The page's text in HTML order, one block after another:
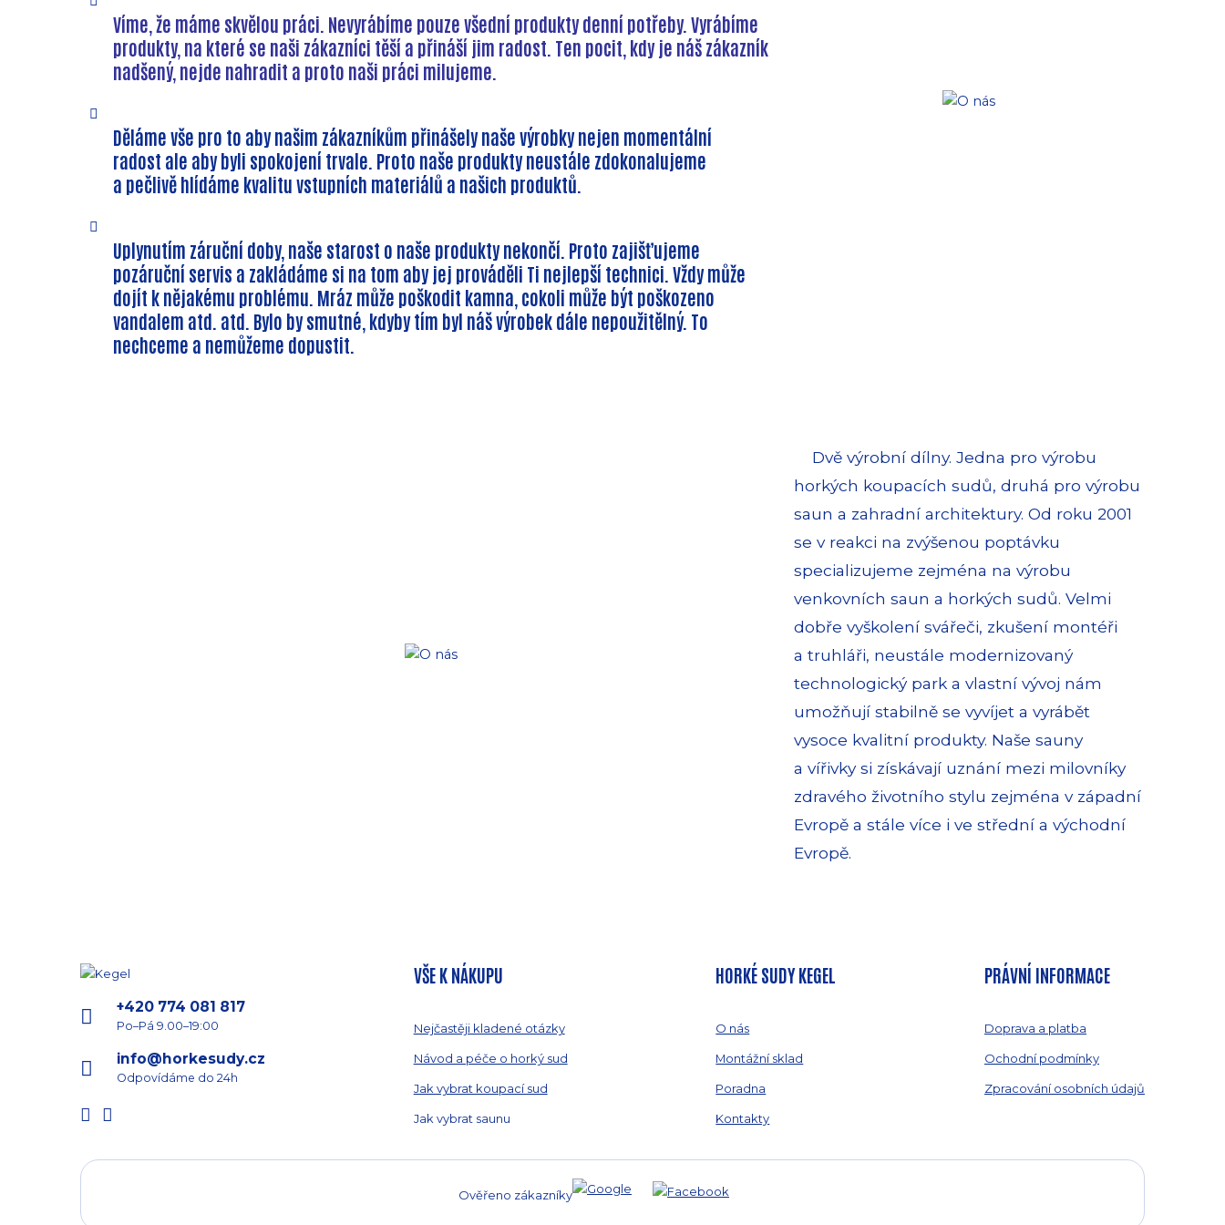
Víme, že máme skvělou práci. Nevyrábíme pouze všední produkty denní potřeby. Vyrábíme
produkty, na které se naši zákazníci těší a přináší jim radost. Ten pocit, kdy je náš zákazník
nadšený, nejde nahradit a proto naši práci milujeme.
Děláme vše pro to aby našim zákazníkům přinášely naše výrobky nejen momentální
radost ale aby byli spokojení trvale. Proto naše produkty neustále zdokonalujeme
a pečlivě hlídáme kvalitu vstupních materiálů a našich produktů.
Uplynutím záruční doby, naše starost o naše produkty nekončí. Proto zajišťujeme
pozáruční servis a zakládáme si na tom aby jej prováděli Ti nejlepší technici. Vždy může
dojít k nějakému problému. Mráz může poškodit kamna, cokoli může být poškozeno
vandalem atd. atd. Bylo by smutné, kdyby tím byl náš výrobek dále nepoužitělný. To
nechceme a nemůžeme dopustit.
Dvě výrobní dílny. Jedna pro výrobu
horkých koupacích sudů, druhá pro výrobu
saun a zahradní architektury. Od roku 2001
se v reakci na zvýšenou poptávku
specializujeme zejména na výrobu
venkovních saun a horkých sudů. Velmi
dobře vyškolení svářeči, zkušení montéři
a truhláři, neustále modernizovaný
technologický park a vlastní vývoj nám
umožňují stabilně se vyvíjet a vyrábět
vysoce kvalitní produkty. Naše sauny
a vířivky si získávají uznání mezi milovníky
zdravého životního stylu zejména v západní
Evropě a stále více i ve střední a východní
Evropě.
+420 774 081 817
Po–Pá 9.00–19:00
info@horkesudy.cz
Odpovídáme do 24h
VŠE K NÁKUPU
Nejčastěji kladené otázky
Návod a péče o horký sud
Jak vybrat koupací sud
Jak vybrat saunu
HORKÉ SUDY KEGEL
O nás
Montážní sklad
Poradna
Kontakty
PRÁVNÍ INFORMACE
Doprava a platba
Ochodní podmínky
Zpracování osobních údajů
Ověřeno zákazníky